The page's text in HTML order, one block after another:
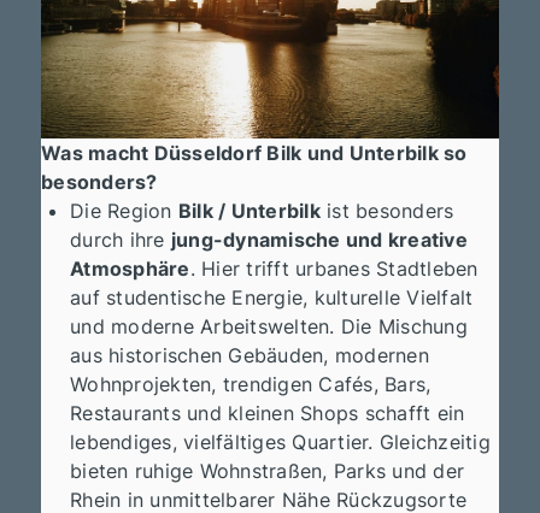
Was macht Düsseldorf Bilk und Unterbilk so
besonders?
Die Region Bilk / Unterbilkist besonders
durch ihre jung-dynamische und kreative
Atmosphäre. Hier trifft urbanes Stadtleben
auf studentische Energie, kulturelle Vielfalt
und moderne Arbeitswelten. Die Mischung
aus historischen Gebäuden, modernen
Wohnprojekten, trendigen Cafés, Bars,
Restaurants und kleinen Shops schafft ein
lebendiges, vielfältiges Quartier. Gleichzeitig
bieten ruhige Wohnstraßen, Parks und der
Rhein in unmittelbarer Nähe Rückzugsorte